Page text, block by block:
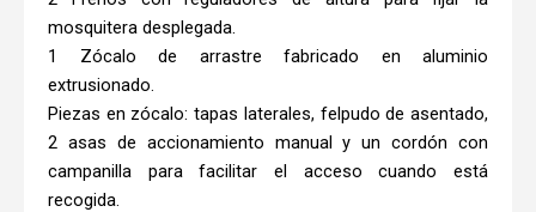
mosquitera desplegada.
1 Zócalo de arrastre fabricado en aluminio
extrusionado.
Piezas en zócalo: tapas laterales, felpudo de asentado,
2 asas de accionamiento manual y un cordón con
campanilla para facilitar el acceso cuando está
recogida.